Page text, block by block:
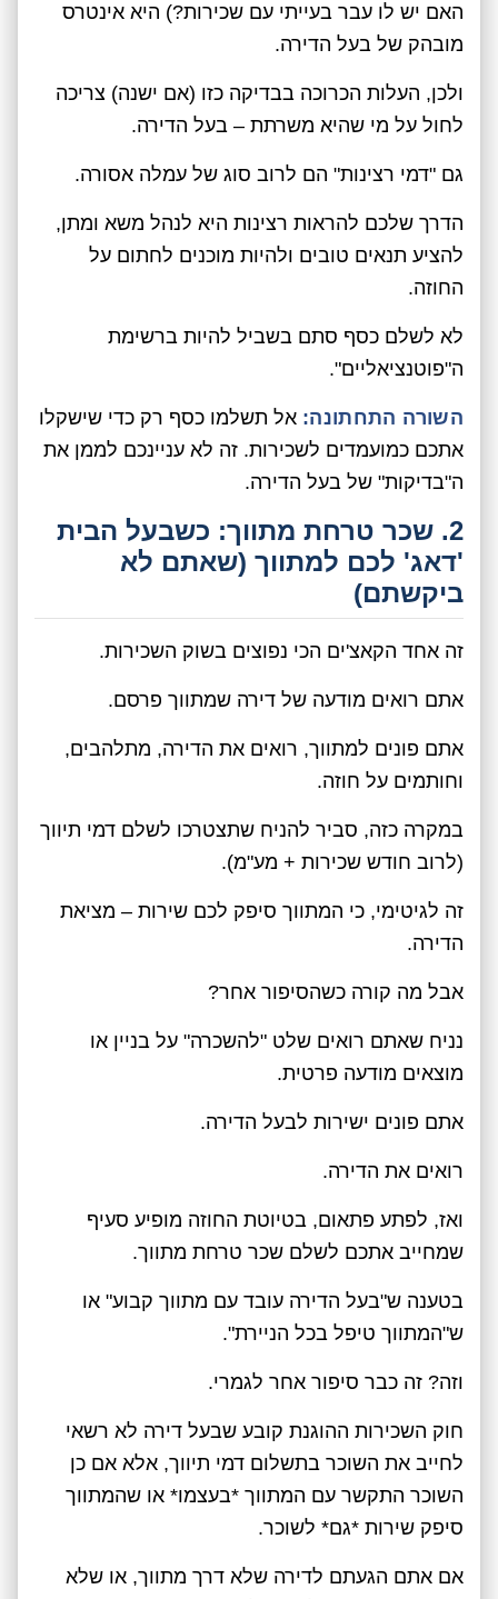
האם יש לו עבר בעייתי עם שכירות?) היא אינטרס
מובהק של בעל הדירה.
ולכן, העלות הכרוכה בבדיקה כזו (אם ישנה) צריכה
לחול על מי שהיא משרתת – בעל הדירה.
גם "דמי רצינות" הם לרוב סוג של עמלה אסורה.
הדרך שלכם להראות רצינות היא לנהל משא ומתן,
להציע תנאים טובים ולהיות מוכנים לחתום על
החוזה.
לא לשלם כסף סתם בשביל להיות ברשימת
ה"פוטנציאליים".
השורה התחתונה: אל תשלמו כסף רק כדי שישקלו
אתכם כמועמדים לשכירות. זה לא עניינכם לממן את
ה"בדיקות" של בעל הדירה.
2. שכר טרחת מתווך: כשבעל הבית
'דאג' לכם למתווך (שאתם לא
ביקשתם)
זה אחד הקאצ'ים הכי נפוצים בשוק השכירות.
אתם רואים מודעה של דירה שמתווך פרסם.
אתם פונים למתווך, רואים את הדירה, מתלהבים,
וחותמים על חוזה.
במקרה כזה, סביר להניח שתצטרכו לשלם דמי תיווך
(לרוב חודש שכירות + מע"מ).
זה לגיטימי, כי המתווך סיפק לכם שירות – מציאת
הדירה.
אבל מה קורה כשהסיפור אחר?
נניח שאתם רואים שלט "להשכרה" על בניין או
מוצאים מודעה פרטית.
אתם פונים ישירות לבעל הדירה.
רואים את הדירה.
ואז, לפתע פתאום, בטיוטת החוזה מופיע סעיף
שמחייב אתכם לשלם שכר טרחת מתווך.
בטענה ש"בעל הדירה עובד עם מתווך קבוע" או
ש"המתווך טיפל בכל הניירת".
וזה? זה כבר סיפור אחר לגמרי.
חוק השכירות ההוגנת קובע שבעל דירה לא רשאי
לחייב את השוכר בתשלום דמי תיווך, אלא אם כן
השוכר התקשר עם המתווך *בעצמו* או שהמתווך
סיפק שירות *גם* לשוכר.
אם אתם הגעתם לדירה שלא דרך מתווך, או שלא